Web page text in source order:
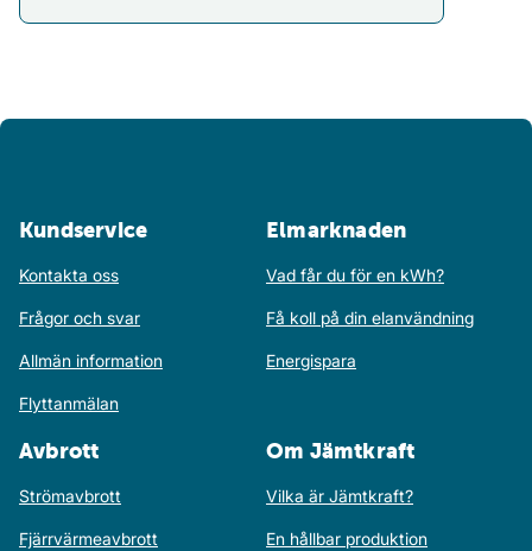
Kundservice
Kontakta oss
Frågor och svar
Allmän information
Flyttanmälan
Elmarknaden
Vad får du för en kWh?
Få koll på din elanvändning
Energispara
Avbrott
Strömavbrott
Fjärrvärmeavbrott
Om Jämtkraft
Vilka är Jämtkraft?
En hållbar produktion